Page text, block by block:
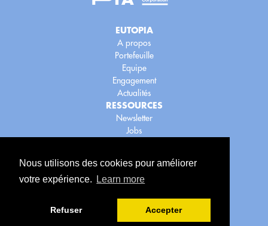
Nous utilisons des cookies pour améliorer
votre expérience.
Learn more
Refuser Accepter
EUTOPIA
A propos
Portefeuille
Equipe
Engagement
Actualités
RESSOURCES
Newsletter
Jobs
Legal
Confidentialité
Copyright © 2023 Eutopia